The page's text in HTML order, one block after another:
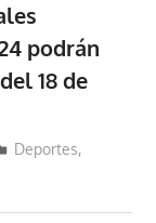
podrán
18 de
Deportes,